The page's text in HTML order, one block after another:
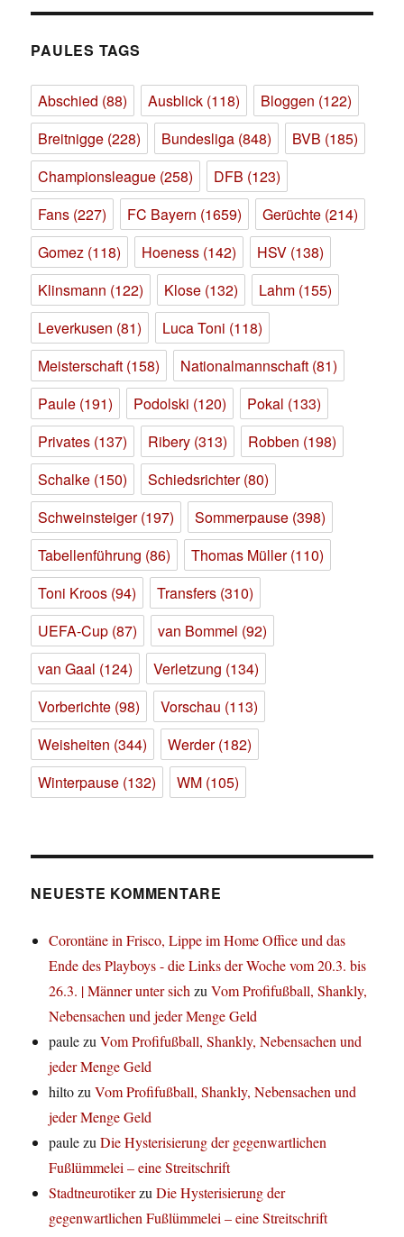
man
irren.
PAULES TAGS
Abschied (88) Ausblick (118) Bloggen (122)
Breitnigge (228) Bundesliga (848) BVB (185)
Championsleague (258) DFB (123)
Fans (227) FC Bayern (1659) Gerüchte (214)
Gomez (118) Hoeness (142) HSV (138)
Klinsmann (122) Klose (132) Lahm (155)
Leverkusen (81) Luca Toni (118)
Meisterschaft (158) Nationalmannschaft (81)
Paule (191) Podolski (120) Pokal (133)
Privates (137) Ribery (313) Robben (198)
Schalke (150) Schiedsrichter(80)
Schweinsteiger(197) Sommerpause (398)
Tabellenführung (86) Thomas Müller(110)
Toni Kroos (94) Transfers (310)
UEFA-Cup (87) van Bommel (92)
van Gaal (124) Verletzung (134)
Vorberichte (98) Vorschau (113)
Weisheiten (344) Werder(182)
Winterpause (132) WM (105)
NEUESTE KOMMENTARE
Corontäne in Frisco, Lippe im Home Office und das
Ende des Playboys - die Links der Woche vom 20.3. bis
26.3. | Männer unter sichzuVom Profifußball, Shankly,
Nebensachen und jeder Menge Geld
paulezuVom Profifußball, Shankly, Nebensachen und
jeder Menge Geld
hiltozuVom Profifußball, Shankly, Nebensachen und
jeder Menge Geld
paulezuDie Hysterisierung der gegenwartlichen
Fußlümmelei – eine Streitschrift
StadtneurotikerzuDie Hysterisierung der
gegenwartlichen Fußlümmelei – eine Streitschrift